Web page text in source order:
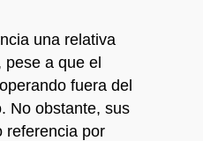
una relativa
pese a que el
fuera del
No obstante, sus
referencia por